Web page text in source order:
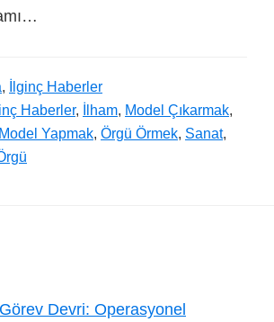
,
İlginç Haberler
Haberler, İlham, Model Çıkarmak,
Model Yapmak, Örgü Örmek, Sanat,
Devri: Operasyonel